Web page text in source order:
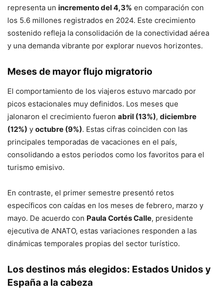
representa un incremento del 4,3% en comparación con
los 5.6 millones registrados en 2024. Este crecimiento
sostenido refleja la consolidación de la conectividad aérea
y una demanda vibrante por explorar nuevos horizontes.
Meses de mayor flujo migratorio
El comportamiento de los viajeros estuvo marcado por
picos estacionales muy definidos. Los meses que
jalonaron el crecimiento fueron abril (13%), diciembre
(12%) y octubre (9%). Estas cifras coinciden con las
principales temporadas de vacaciones en el país,
consolidando a estos periodos como los favoritos para el
turismo emisivo.
En contraste, el primer semestre presentó retos
específicos con caídas en los meses de febrero, marzo y
mayo. De acuerdo con Paula Cortés Calle, presidente
ejecutiva de ANATO, estas variaciones responden a las
dinámicas temporales propias del sector turístico.
Los destinos más elegidos: Estados Unidos y
España a la cabeza